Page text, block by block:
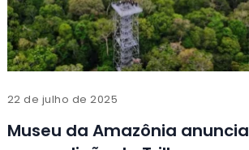
22 de julho de 2025
Museu da Amazônia anuncia